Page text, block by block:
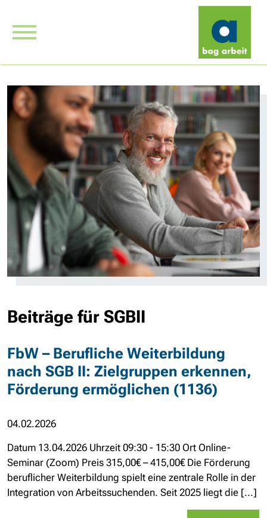
Beiträge für SGBII
FbW – Berufliche Weiterbildung
nach SGB II: Zielgruppen erkennen,
Förderung ermöglichen (1136)
04.02.2026
Datum 13.04.2026 Uhrzeit 09:30 - 15:30 Ort Online-
Seminar (Zoom) Preis 315,00€ – 415,00€ Die Förderung
beruflicher Weiterbildung spielt eine zentrale Rolle in der
Integration von Arbeitssuchenden. Seit 2025 liegt die [...]